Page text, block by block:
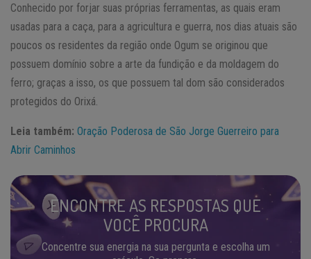
Conhecido por forjar suas próprias ferramentas, as quais eram
usadas para a caça, para a agricultura e guerra, nos dias atuais são
poucos os residentes da região onde Ogum se originou que
possuem domínio sobre a arte da fundição e da moldagem do
ferro; graças a isso, os que possuem tal dom são considerados
protegidos do Orixá.
Leia também: Oração Poderosa de São Jorge Guerreiro para
Abrir Caminhos
ENCONTRE AS RESPOSTAS QUE
VOCÊ PROCURA
Concentre sua energia na sua pergunta e escolha um